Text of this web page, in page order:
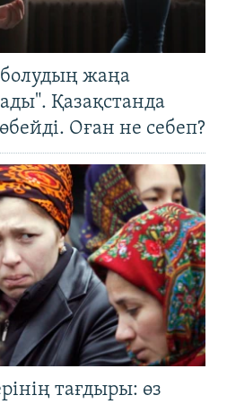
жаңа
Қазақстанда
Оған не себеп?
тағдыры: өз